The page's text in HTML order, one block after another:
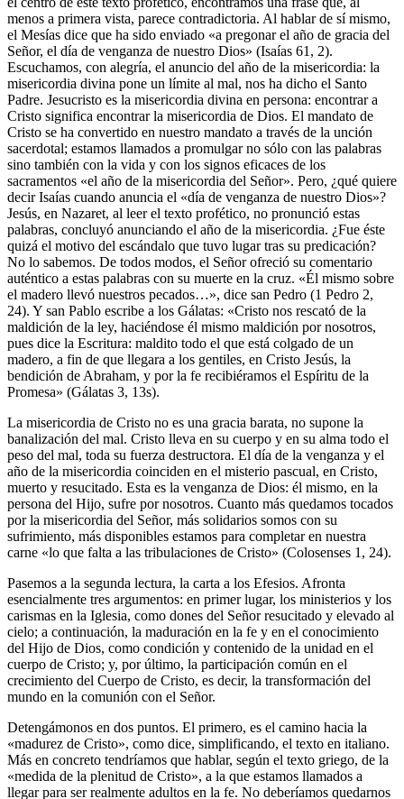
menos a primera vista, parece contradictoria. Al hablar de sí mismo,
el Mesías dice que ha sido enviado «a pregonar el año de gracia del
Señor, el día de venganza de nuestro Dios» (Isaías 61, 2).
Escuchamos, con alegría, el anuncio del año de la misericordia: la
misericordia divina pone un límite al mal, nos ha dicho el Santo
Padre. Jesucristo es la misericordia divina en persona: encontrar a
Cristo significa encontrar la misericordia de Dios. El mandato de
Cristo se ha convertido en nuestro mandato a través de la unción
sacerdotal; estamos llamados a promulgar no sólo con las palabras
sino también con la vida y con los signos eficaces de los
sacramentos «el año de la misericordia del Señor». Pero, ¿qué quiere
decir Isaías cuando anuncia el «día de venganza de nuestro Dios»?
Jesús, en Nazaret, al leer el texto profético, no pronunció estas
palabras, concluyó anunciando el año de la misericordia. ¿Fue éste
quizá el motivo del escándalo que tuvo lugar tras su predicación?
No lo sabemos. De todos modos, el Señor ofreció su comentario
auténtico a estas palabras con su muerte en la cruz. «Él mismo sobre
el madero llevó nuestros pecados…», dice san Pedro (1 Pedro 2,
24). Y san Pablo escribe a los Gálatas: «Cristo nos rescató de la
maldición de la ley, haciéndose él mismo maldición por nosotros,
pues dice la Escritura: maldito todo el que está colgado de un
madero, a fin de que llegara a los gentiles, en Cristo Jesús, la
bendición de Abraham, y por la fe recibiéramos el Espíritu de la
Promesa» (Gálatas 3, 13s).
La misericordia de Cristo no es una gracia barata, no supone la
banalización del mal. Cristo lleva en su cuerpo y en su alma todo el
peso del mal, toda su fuerza destructora. El día de la venganza y el
año de la misericordia coinciden en el misterio pascual, en Cristo,
muerto y resucitado. Esta es la venganza de Dios: él mismo, en la
persona del Hijo, sufre por nosotros. Cuanto más quedamos tocados
por la misericordia del Señor, más solidarios somos con su
sufrimiento, más disponibles estamos para completar en nuestra
carne «lo que falta a las tribulaciones de Cristo» (Colosenses 1, 24).
Pasemos a la segunda lectura, la carta a los Efesios. Afronta
esencialmente tres argumentos: en primer lugar, los ministerios y los
carismas en la Iglesia, como dones del Señor resucitado y elevado al
cielo; a continuación, la maduración en la fe y en el conocimiento
del Hijo de Dios, como condición y contenido de la unidad en el
cuerpo de Cristo; y, por último, la participación común en el
crecimiento del Cuerpo de Cristo, es decir, la transformación del
mundo en la comunión con el Señor.
Detengámonos en dos puntos. El primero, es el camino hacia la
«madurez de Cristo», como dice, simplificando, el texto en italiano.
Más en concreto tendríamos que hablar, según el texto griego, de la
«medida de la plenitud de Cristo», a la que estamos llamados a
llegar para ser realmente adultos en la fe. No deberíamos quedarnos